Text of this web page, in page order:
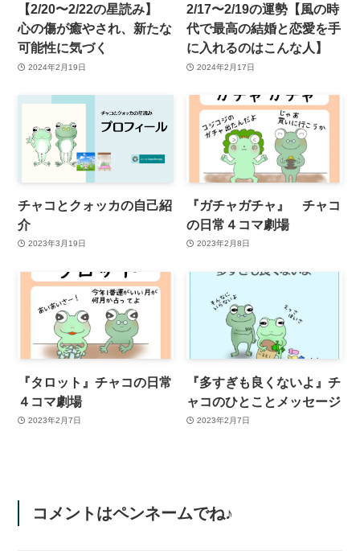
【2/20〜2/22の星読み】
心の傷が癒やされ、新たな
可能性に気づく
2024年2月19日
2/17〜2/19の運勢【風の時
代で最高の結婚と恋愛を手
に入れるのはこんな人】
2024年2月17日
チャコとクォッカの自己紹
介
2023年3月19日
『ガチャガチャ』 チャコ
の日常４コマ劇場
2023年2月8日
『タロット』チャコの日常
４コマ劇場
2023年2月7日
『多すぎも良くないよ』チ
ャコのひとことメッセージ
2023年2月7日
コメントはペンネームでね♪